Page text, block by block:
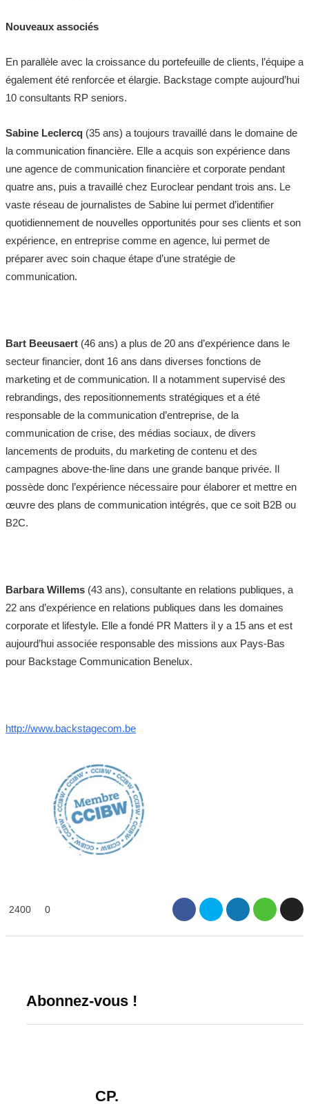
Nouveaux associés ​
En parallèle avec la croissance du portefeuille de clients, l’équipe a
également été renforcée et élargie. Backstage compte aujourd’hui
10 consultants RP seniors.
Sabine Leclercq (35 ans) a toujours travaillé dans le domaine de
la communication financière. Elle a acquis son expérience dans
une agence de communication financière et corporate pendant
quatre ans, puis a travaillé chez Euroclear pendant trois ans. Le
vaste réseau de journalistes de Sabine lui permet d’identifier
quotidiennement de nouvelles opportunités pour ses clients et son
expérience, en entreprise comme en agence, lui permet de
préparer avec soin chaque étape d’une stratégie de
communication.
Bart Beeusaert (46 ans) a plus de 20 ans d’expérience dans le
secteur financier, dont 16 ans dans diverses fonctions de
marketing et de communication. Il a notamment supervisé des
rebrandings, des repositionnements stratégiques et a été
responsable de la communication d’entreprise, de la
communication de crise, des médias sociaux, de divers
lancements de produits, du marketing de contenu et des
campagnes above-the-line dans une grande banque privée. Il
possède donc l’expérience nécessaire pour élaborer et mettre en
œuvre des plans de communication intégrés, que ce soit B2B ou
B2C.
Barbara Willems (43 ans), consultante en relations publiques, a
22 ans d’expérience en relations publiques dans les domaines
corporate et lifestyle. Elle a fondé PR Matters il y a 15 ans et est
aujourd’hui associée responsable des missions aux Pays-Bas
pour Backstage Communication Benelux. ​
http://www.backstagecom.be
2400 0
Abonnez-vous !
CP.